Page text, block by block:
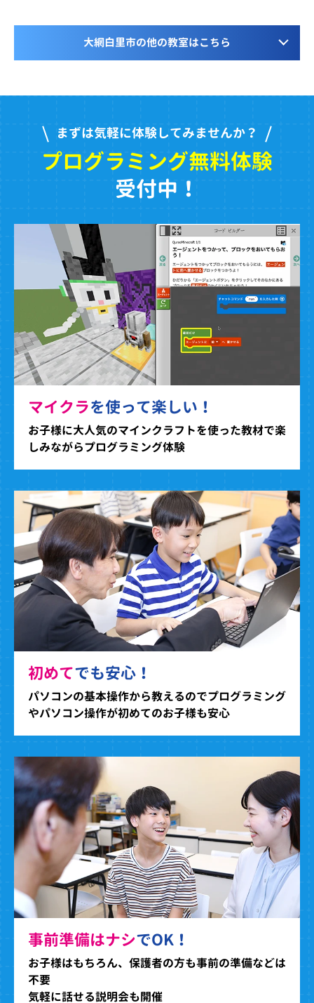
大網白里市の他の教室はこちら
まずは気軽に体験してみませんか？
プログラミング無料体験
受付中！
マイクラを使って楽しい！
お子様に大人気のマインクラフトを使った教材で楽
しみながらプログラミング体験
初めてでも安心！
パソコンの基本操作から教えるのでプログラミング
やパソコン操作が初めてのお子様も安心
事前準備はナシでOK！
お子様はもちろん、保護者の方も事前の準備などは
不要
気軽に話せる説明会も開催